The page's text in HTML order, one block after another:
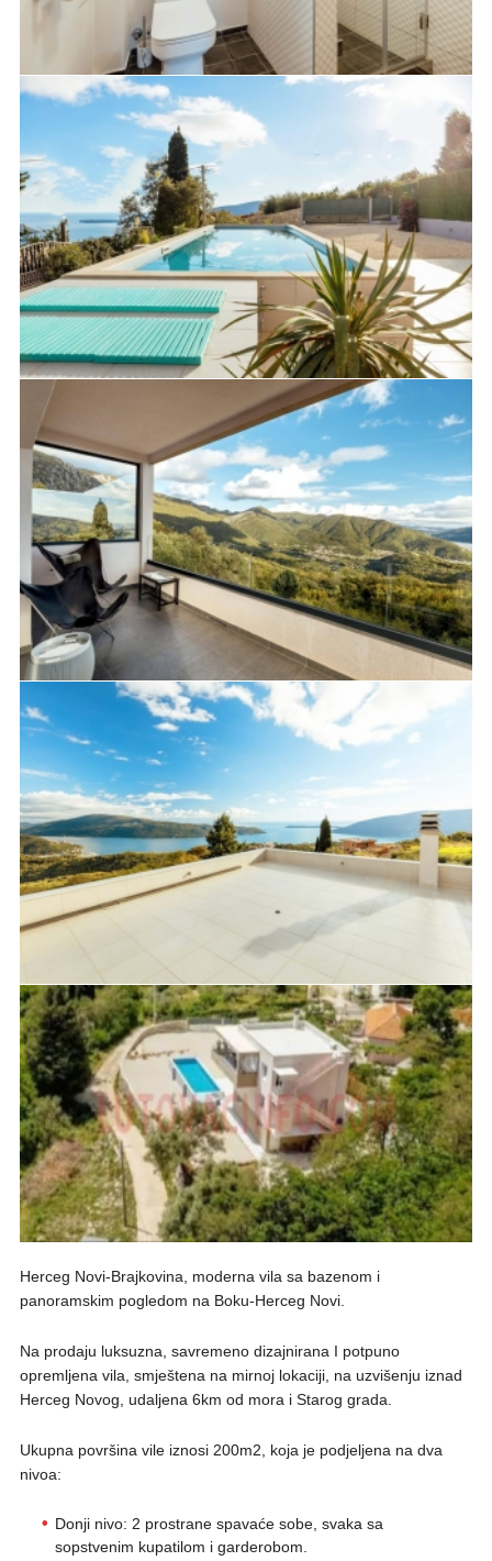
Herceg Novi-Brajkovina, moderna vila sa bazenom i
panoramskim pogledom na Boku-Herceg Novi.
Na prodaju luksuzna, savremeno dizajnirana I potpuno
opremljena vila, smještena na mirnoj lokaciji, na uzvišenju iznad
Herceg Novog, udaljena 6km od mora i Starog grada.
Ukupna površina vile iznosi 200m2, koja je podjeljena na dva
nivoa:
Donji nivo: 2 prostrane spavaće sobe, svaka sa
sopstvenim kupatilom i garderobom.